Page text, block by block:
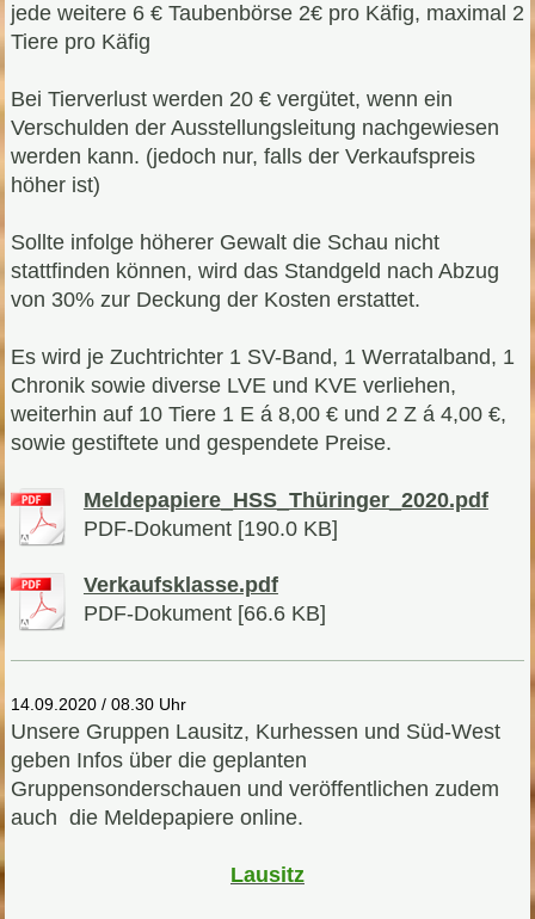
jede weitere 6 € Taubenbörse 2€ pro Käfig, maximal 2
Tiere pro Käfig
Bei Tierverlust werden 20 € vergütet, wenn ein
Verschulden der Ausstellungsleitung nachgewiesen
werden kann. (jedoch nur, falls der Verkaufspreis
höher ist)
Sollte infolge höherer Gewalt die Schau nicht
stattfinden können, wird das Standgeld nach Abzug
von 30% zur Deckung der Kosten erstattet.
Es wird je Zuchtrichter 1 SV-Band, 1 Werratalband, 1
Chronik sowie diverse LVE und KVE verliehen,
weiterhin auf 10 Tiere 1 E á 8,00 € und 2 Z á 4,00 €,
sowie gestiftete und gespendete Preise.
Meldepapiere_HSS_Thüringer_2020.pdf
PDF-Dokument [190.0 KB]
Verkaufsklasse.pdf
PDF-Dokument [66.6 KB]
14.09.2020 / 08.30 Uhr
Unsere Gruppen Lausitz, Kurhessen und Süd-West
geben Infos über die geplanten
Gruppensonderschauen und veröffentlichen zudem
auch die Meldepapiere online.
Lausitz